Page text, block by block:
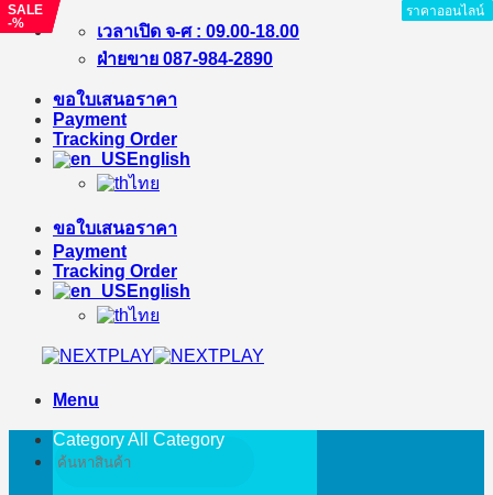
Skip
เวลาเปิด จ-ศ : 09.00-18.00
ฝ่ายขาย 087-984-2890
ขอใบเสนอราคา
Payment
Tracking Order
English
ไทย
ขอใบเสนอราคา
Payment
Tracking Order
English
ไทย
Menu
Search
for:
Category All Category
ราคาออนไลน์
SALE
-%
ราคาออนไลน์
SALE
-9%
ราคาออนไลน์
ราคาออนไลน์
SALE
-%
ราคาออนไลน์
ราคาออนไลน์
ราคาออนไลน์
ราคาออนไลน์
ราคาออนไลน์